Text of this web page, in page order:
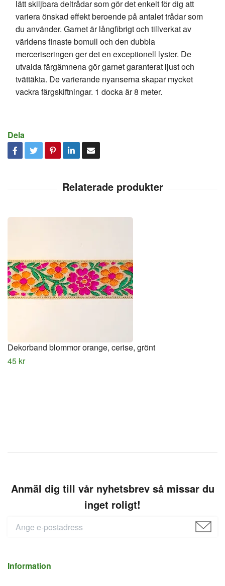
lätt skiljbara deltrådar som gör det enkelt för dig att
variera önskad effekt beroende på antalet trådar som
du använder. Garnet är långfibrigt och tillverkat av
världens finaste bomull och den dubbla
merceriseringen ger det en exceptionell lyster. De
utvalda färgämnena gör garnet garanterat ljust och
tvättäkta. De varierande nyanserna skapar mycket
vackra färgskiftningar. 1 docka är 8 meter.
Dela
Dekorband blommor orange, cerise, grönt
45 kr
Anmäl dig till vår nyhetsbrev så missar du
inget roligt!
Information